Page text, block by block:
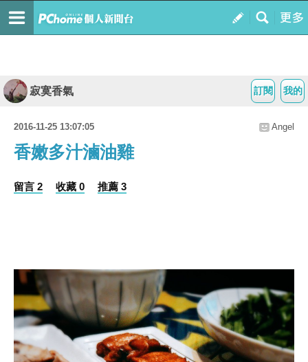
我的
訂閱
寂寞香氣
2016-11-25 13:07:05 Angel
香嫩多汁滷油雞
留言 2 收藏 0 推薦 3